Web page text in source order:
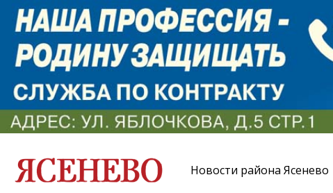
Новости района Ясенево